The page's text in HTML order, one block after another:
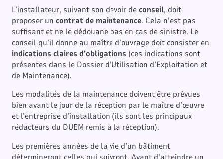
L’installateur, suivant son devoir deconseil, doit
proposer un contrat de maintenance. Cela n’est pas
suffisant et ne le dédouane pas en cas de sinistre. Le
conseil qu’il donne au maître d’ouvrage doit consister en
indications claires d’obligations (ces indications sont
présentes dans le Dossier d’Utilisation d’Exploitation et
de Maintenance).
Les modalités de la maintenance doivent être prévues
bien avant le jour de la réception par le maître d’œuvre
et l’entreprise d’installation (ils sont les principaux
rédacteurs du DUEM remis à la réception).
Les premières années de la vie d’un bâtiment